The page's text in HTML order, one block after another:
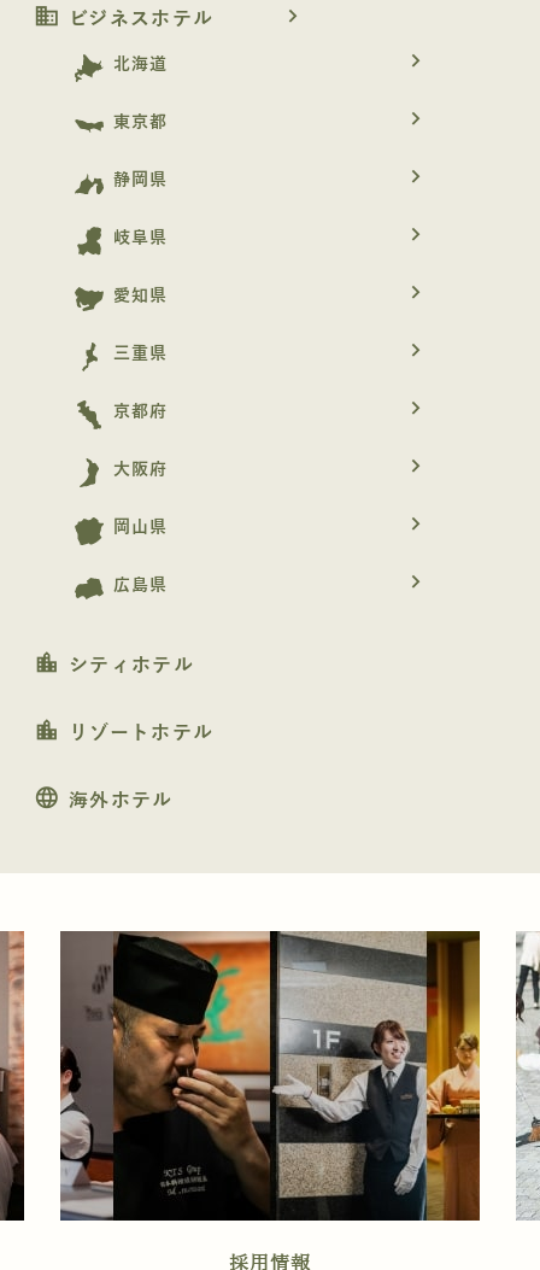
business ビジネスホテル navigate_next
北海道 navigate_next
東京都 navigate_next
静岡県 navigate_next
岐阜県 navigate_next
愛知県 navigate_next
三重県 navigate_next
京都府 navigate_next
大阪府 navigate_next
岡山県 navigate_next
広島県 navigate_next
location_city シティホテル
location_city リゾートホテル
language 海外ホテル
採用情報